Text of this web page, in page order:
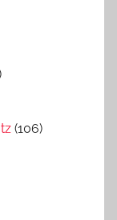
(106)